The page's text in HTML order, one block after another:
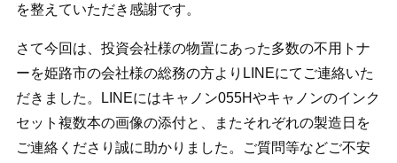
を整えていただき感謝です。
さて今回は、投資会社様の物置にあった多数の不用トナ
ーを姫路市の会社様の総務の方よりLINEにてご連絡いた
だきました。LINEにはキャノン055Hやキャノンのインク
セット複数本の画像の添付と、またそれぞれの製造日を
ご連絡くださり誠に助かりました。ご質問等などご不安